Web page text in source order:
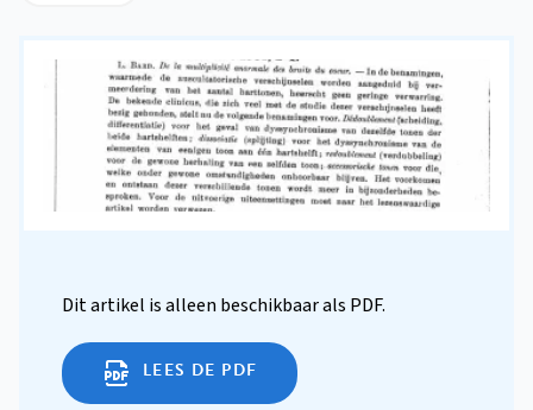
Dit artikel is alleen beschikbaar als PDF.
LEES DE PDF